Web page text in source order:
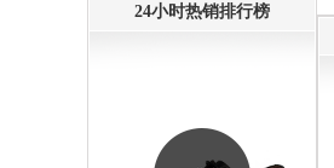
24小时热销排行榜